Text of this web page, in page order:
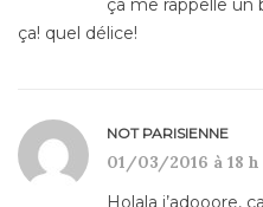
ça! quel délice!
NOT PARISIENNE
01/03/2016 à 18
Holala j’adooore,